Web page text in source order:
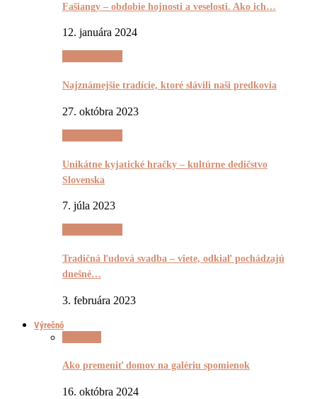
Fašiangy – obdobie hojnosti a veselosti. Ako ich…
12. januára 2024
Najznámejšie tradície, ktoré slávili naši predkovia
27. októbra 2023
Unikátne kyjatické hračky – kultúrne dedičstvo
Slovenska
7. júla 2023
Tradičná ľudová svadba – viete, odkiaľ pochádzajú
dnešné…
3. februára 2023
Výrečnô
Ako premeniť domov na galériu spomienok
16. októbra 2024